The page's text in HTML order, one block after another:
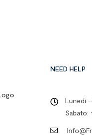
NEED HELP
Lunedì
Sabato: